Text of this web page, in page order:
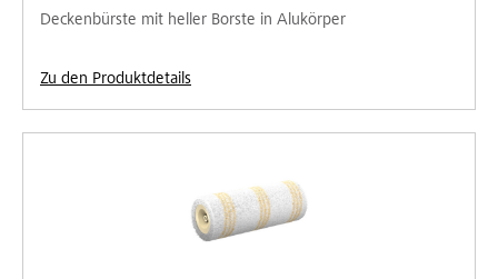
Deckenbürste mit heller Borste in Alukörper
Zu den Produktdetails